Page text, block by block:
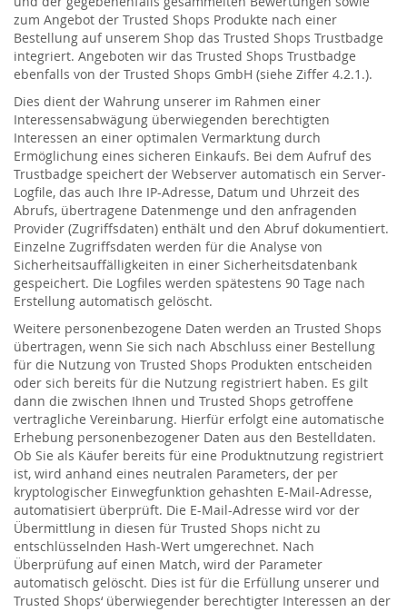
zum Angebot der Trusted Shops Produkte nach einer
Bestellung auf unserem Shop das Trusted Shops Trustbadge
integriert. Angeboten wir das Trusted Shops Trustbadge
ebenfalls von der Trusted Shops GmbH (siehe Ziffer 4.2.1.).
Dies dient der Wahrung unserer im Rahmen einer
Interessensabwägung überwiegenden berechtigten
Interessen an einer optimalen Vermarktung durch
Ermöglichung eines sicheren Einkaufs. Bei dem Aufruf des
Trustbadge speichert der Webserver automatisch ein Server-
Logfile, das auch Ihre IP-Adresse, Datum und Uhrzeit des
Abrufs, übertragene Datenmenge und den anfragenden
Provider (Zugriffsdaten) enthält und den Abruf dokumentiert.
Einzelne Zugriffsdaten werden für die Analyse von
Sicherheitsauffälligkeiten in einer Sicherheitsdatenbank
gespeichert. Die Logfiles werden spätestens 90 Tage nach
Erstellung automatisch gelöscht.
Weitere personenbezogene Daten werden an Trusted Shops
übertragen, wenn Sie sich nach Abschluss einer Bestellung
für die Nutzung von Trusted Shops Produkten entscheiden
oder sich bereits für die Nutzung registriert haben. Es gilt
dann die zwischen Ihnen und Trusted Shops getroffene
vertragliche Vereinbarung. Hierfür erfolgt eine automatische
Erhebung personenbezogener Daten aus den Bestelldaten.
Ob Sie als Käufer bereits für eine Produktnutzung registriert
ist, wird anhand eines neutralen Parameters, der per
kryptologischer Einwegfunktion gehashten E-Mail-Adresse,
automatisiert überprüft. Die E-Mail-Adresse wird vor der
Übermittlung in diesen für Trusted Shops nicht zu
entschlüsselnden Hash-Wert umgerechnet. Nach
Überprüfung auf einen Match, wird der Parameter
automatisch gelöscht. Dies ist für die Erfüllung unserer und
Trusted Shops‘ überwiegender berechtigter Interessen an der